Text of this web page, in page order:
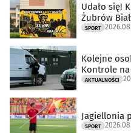
Udało się!
Żubrów
SPORT
Kolejne
Kontrole
AKTUALNOŚCI
Jagiellonia
SPORT